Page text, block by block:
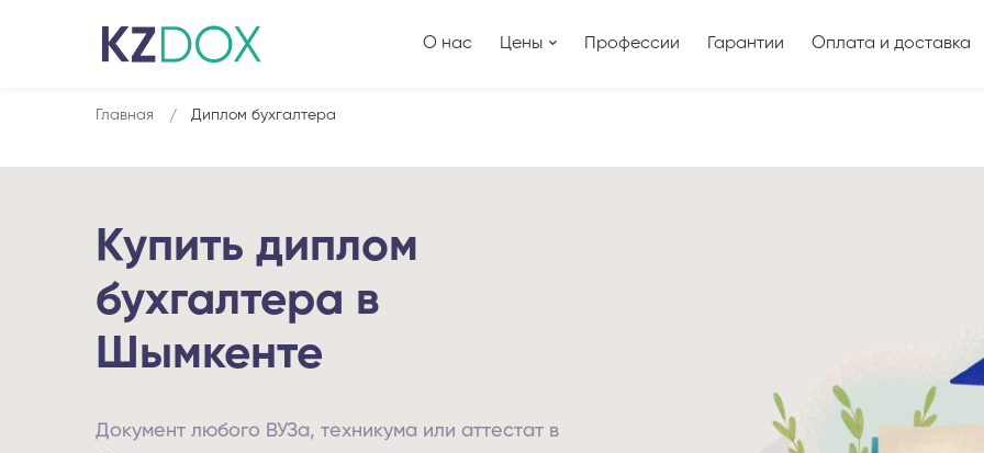
О нас Цены Профессии Гарантии Оплата и доставка
Главная Диплом бухгалтера
Купить диплом
бухгалтера в
Шымкенте
Документ любого ВУЗа, техникума или аттестат в